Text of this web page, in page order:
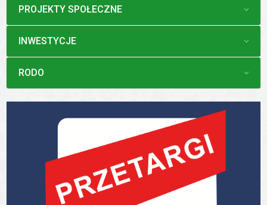
MENU
PROJEKTY SPOŁECZNE
MENU
INWESTYCJE
MENU
RODO